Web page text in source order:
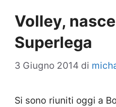
Volley,
Superlega
3 Giugno 2014 di
Si sono riuniti oggi a